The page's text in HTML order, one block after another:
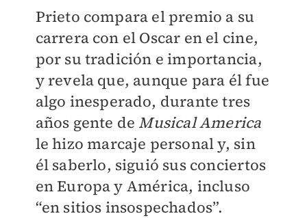
Prieto compara el premio a su
carrera con el Oscar en el cine,
por su tradición e importancia,
y revela que, aunque para él fue
algo inesperado, durante tres
años gente de Musical America
le hizo marcaje personal y, sin
él saberlo, siguió sus conciertos
en Europa y América, incluso
“en sitios insospechados”.